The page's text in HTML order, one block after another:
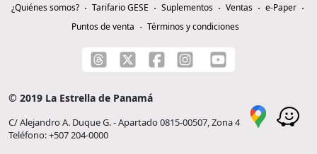
¿Quiénes somos? Tarifario GESE Suplementos Ventas
e-Paper
Puntos de venta
Términos y condiciones
© 2019 La Estrella de Panamá
C/ Alejandro A. Duque G. - Apartado 0815-00507, Zona 4
Teléfono: +507 204-0000